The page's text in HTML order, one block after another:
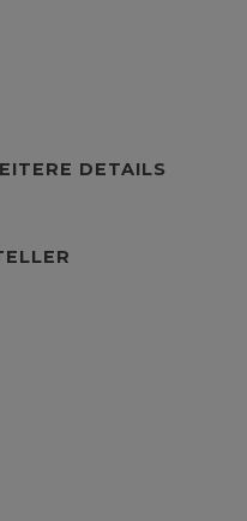
DETAILS